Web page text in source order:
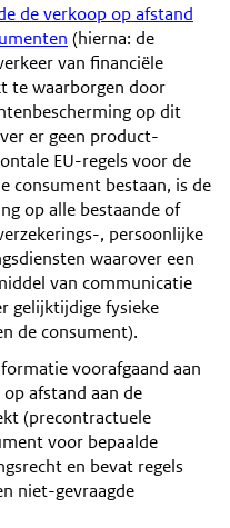
de verkoop op afstand
(hierna: de
van financiële
te waarborgen door
op dit
er geen product-
EU-regels voor de
consument bestaan, is de
op alle bestaande of
, persoonlijke
waarover een
van communicatie
gelijktijdige fysieke
de consument).
voorafgaand aan
afstand aan de
(precontractuele
voor bepaalde
en bevat regels
niet-gevraagde